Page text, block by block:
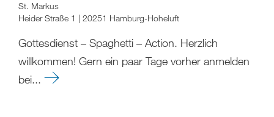
St. Markus
Heider Straße 1 | 20251 Hamburg-Hoheluft
Gottesdienst – Spaghetti – Action. Herzlich
willkommen! Gern ein paar Tage vorher anmelden
bei...